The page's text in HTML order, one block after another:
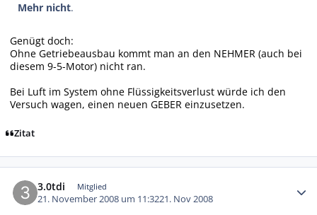
Mehr nicht.
Genügt doch:
Ohne Getriebeausbau kommt man an den NEHMER (auch bei
diesem 9-5-Motor) nicht ran.
Bei Luft im System ohne Flüssigkeitsverlust würde ich den
Versuch wagen, einen neuen GEBER einzusetzen.
Zitat
3.0tdi Mitglied
21. November 2008 um 11:3221. Nov 2008